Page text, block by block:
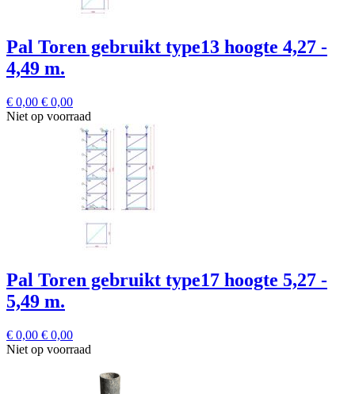
Pal Toren gebruikt type13 hoogte 4,27 -
4,49 m.
€ 0,00 € 0,00
Niet op voorraad
Pal Toren gebruikt type17 hoogte 5,27 -
5,49 m.
€ 0,00 € 0,00
Niet op voorraad